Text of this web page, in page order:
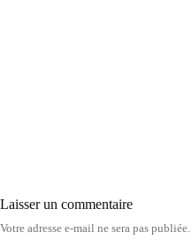
Laisser un commentaire
Votre adresse e-mail ne sera pas publiée.